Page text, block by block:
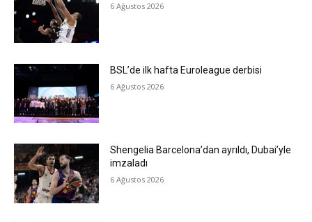
6 Ağustos 2026
BSL’de ilk hafta Euroleague derbisi
6 Ağustos 2026
Shengelia Barcelona’dan ayrıldı, Dubai’yle
imzaladı
6 Ağustos 2026